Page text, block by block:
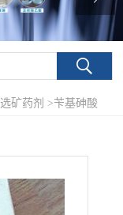
选矿药剂 >苄基砷酸